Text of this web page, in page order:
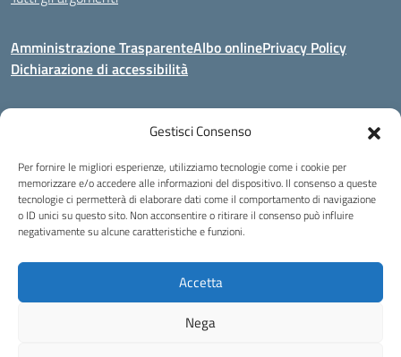
Gestisci Consenso
Per fornire le migliori esperienze, utilizziamo tecnologie come i cookie per
memorizzare e/o accedere alle informazioni del dispositivo. Il consenso a queste
tecnologie ci permetterà di elaborare dati come il comportamento di navigazione
o ID unici su questo sito. Non acconsentire o ritirare il consenso può influire
negativamente su alcune caratteristiche e funzioni.
Accetta
Nega
Amministrazione TrasparenteAlbo onlinePrivacy Policy
Dichiarazione di accessibilità
Via Corridoni 34/36 Milano
Posta elettronica certificata (PEC):miic8de001@pec.istruzione.it
Codice fiscale: 80124970155
Istituto Omnicomprensivo Musicale Statale
Via Corridoni 34/36 Milano | Tel. 02 88446647 Fax 02-88.440.328
miic8de001@istruzione.it | miic8de001@pec.istruzione.it
C.F. 80124970155